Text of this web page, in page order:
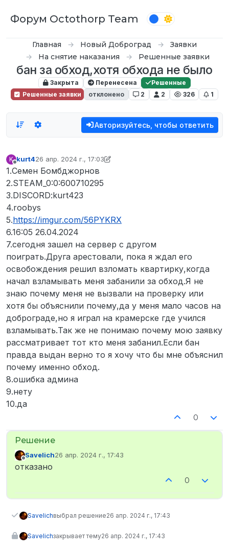
Форум Octothorp Team
Главная Новый Доброград
Заявки
На снятие наказания
Решенные заявки
бан за обход,хотя обхода не было
Закрыта Перенесена
Решенные
Решенные заявки
отклонено 2 2 326 1
Авторизуйтесь, чтобы ответить
K
Не в сети
kurt426 апр. 2024 г., 17:03
отредактировано Savelich
1.Семен Бомбджорнов
2.STEAM_0:0:600710295
3.DISCORD:kurt423
4.roobys
5.https://imgur.com/56PYKRX
6.16:05 26.04.2024
7.сегодня зашел на сервер с другом
поиграть.Друга арестовали, пока я ждал его
освобождения решил взломать квартирку,когда
начал взламывать меня забанили за обход.Я не
знаю почему меня не вызвали на проверку или
хотя бы объяснили почему,да у меня мало часов на
доброграде,но я играл на крамерске где учился
взламывать.Так же не понимаю почему мою заявку
рассматривает тот кто меня забанил.Если бан
правда выдан верно то я хочу что бы мне объяснил
почему именно обход.
8.ошибка админа
9.нету
10.да
0
Не в сети
Savelich26 апр. 2024 г., 17:43
отредактировано
отказано
0
Savelichвыбрал решение26 апр. 2024 г., 17:43
Savelichзакрывает тему26 апр. 2024 г., 17:43